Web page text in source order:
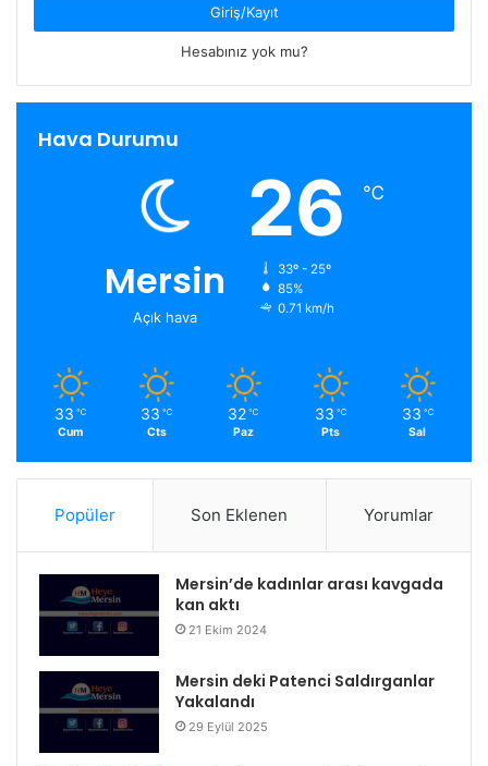
Giriş/Kayıt
Hesabınız yok mu?
Hava Durumu
Mersin
Açık hava
26 ℃
33º - 25º
85%
0.71 km/h
33 ℃
Cum
33 ℃
Cts
32 ℃
Paz
33 ℃
Pts
33 ℃
Sal
Popüler Son Eklenen Yorumlar
Mersin’de kadınlar arası kavgada
kan aktı
21 Ekim 2024
Mersin deki Patenci Saldırganlar
Yakalandı
29 Eylül 2025